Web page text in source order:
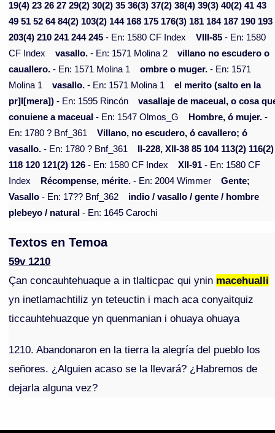
19(4) 23 26 27 29(2) 30(2) 35 36(3) 37(2) 38(4) 39(3) 40(2) 41 43
49 51 52 64 84(2) 103(2) 144 168 175 176(3) 181 184 187 190 193
203(4) 210 241 244 245 - En: 1580 CF Index VIII-85 - En: 1580
CF Index
vasallo. - En: 1571 Molina 2
villano no escudero o
cauallero. - En: 1571 Molina 1 ombre o muger. - En: 1571
Molina 1
vasallo. - En: 1571 Molina 1
el merito (salto en la
pr]I[mera]) - En: 1595 Rincón
vasallaje de maceual, o cosa
conuiene a maceual - En: 1547 Olmos_G Hombre, ó mujer. -
En: 1780 ? Bnf_361
Villano, no escudero, ó cavallero; ó
vasallo. - En: 1780 ? Bnf_361
II-228, XII-38 85 104 113(2) 116(2)
118 120 121(2) 126 - En: 1580 CF Index XII-91 - En: 1580 CF
Index
Récompense, mérite. - En: 2004 Wimmer
Gente;
Vasallo - En: 17?? Bnf_362
indio / vasallo / gente / hombre
plebeyo / natural - En: 1645 Carochi
Textos en Temoa
59v 1210
Çan concauhtehuaque a in tlalticpac qui ynin macehualli
yn inetlamachtiliz yn teteuctin i mach aca conyaitquiz
ticcauhtehuazque yn quenmanian i ohuaya ohuaya
1210. Abandonaron en la tierra la alegría del pueblo los
señores. ¿Alguien acaso se la llevará? ¿Habremos de
dejarla alguna vez?